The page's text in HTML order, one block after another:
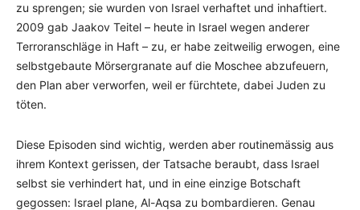
zu sprengen; sie wurden von Israel verhaftet und inhaftiert.
2009 gab Jaakov Teitel – heute in Israel wegen anderer
Terroranschläge in Haft – zu, er habe zeitweilig erwogen, eine
selbstgebaute Mörsergranate auf die Moschee abzufeuern,
den Plan aber verworfen, weil er fürchtete, dabei Juden zu
töten.
Diese Episoden sind wichtig, werden aber routinemässig aus
ihrem Kontext gerissen, der Tatsache beraubt, dass Israel
selbst sie verhindert hat, und in eine einzige Botschaft
gegossen: Israel plane, Al-Aqsa zu bombardieren. Genau